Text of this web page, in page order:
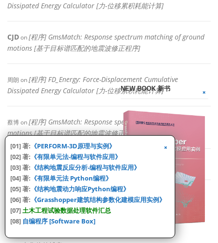
Dissipated Energy Calculator [力-位移累积耗能计算]
CJDon[程序] GmsMatch: Response spectrum matching of ground
motions [基于目标谱匹配的地震波修正程序]
周朗 on[程序] FD_Energy: Force-Displacement Cumulative
Dissipated Energy Calculator [力-位移累积耗能计算]
蔡博on[程序] GmsMatch: Response spectrum matching of ground
motions [基于目标谱匹配的地震波修正程序]
CJDon Mander Confined Concrete Model 资料整理
FRIENDS [友情链接]
NEW BOOK 新书
[01] 著: 《PERFORM-3D原理与实例》
[02] 著: 《有限单元法-编程与软件应用》
[03] 著: 《结构地震反应分析-编程与软件应用》
[04] 著: 《有限单元法 Python编程》
[05] 著: 《结构地震动力响应Python编程》
[06] 著: 《Grasshopper建筑结构参数化建模应用实例》
[07]土木工程试验数据处理软件汇总
[08] 自编程序 [Software Box]